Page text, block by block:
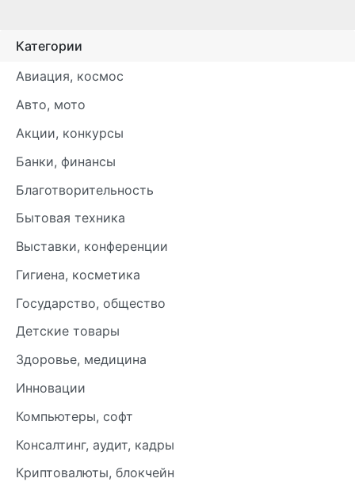
Категории
Авиация, космос
Авто, мото
Акции, конкурсы
Банки, финансы
Благотворительность
Бытовая техника
Выставки, конференции
Гигиена, косметика
Государство, общество
Детские товары
Здоровье, медицина
Инновации
Компьютеры, софт
Консалтинг, аудит, кадры
Криптовалюты, блокчейн